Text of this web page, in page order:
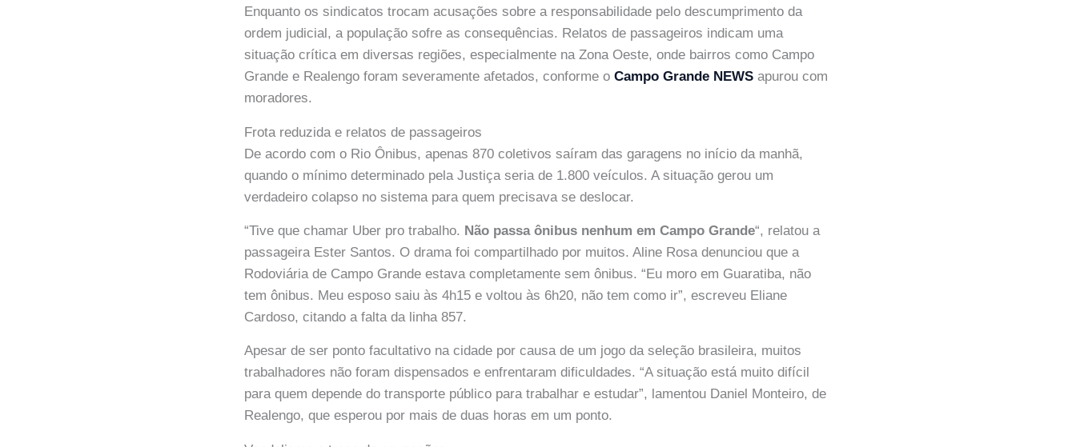
Enquanto os sindicatos trocam acusações sobre a responsabilidade pelo descumprimento da
ordem judicial, a população sofre as consequências. Relatos de passageiros indicam uma
situação crítica em diversas regiões, especialmente na Zona Oeste, onde bairros como Campo
Grande e Realengo foram severamente afetados, conforme oCampo Grande NEWS apurou com
moradores.
Frota reduzida e relatos de passageiros
De acordo com o Rio Ônibus, apenas 870 coletivos saíram das garagens no início da manhã,
quando o mínimo determinado pela Justiça seria de 1.800 veículos. A situação gerou um
verdadeiro colapso no sistema para quem precisava se deslocar.
“Tive que chamar Uber pro trabalho. Não passa ônibus nenhum em Campo Grande“, relatou a
passageira Ester Santos. O drama foi compartilhado por muitos. Aline Rosa denunciou que a
Rodoviária de Campo Grande estava completamente sem ônibus. “Eu moro em Guaratiba, não
tem ônibus. Meu esposo saiu às 4h15 e voltou às 6h20, não tem como ir”, escreveu Eliane
Cardoso, citando a falta da linha 857.
Apesar de ser ponto facultativo na cidade por causa de um jogo da seleção brasileira, muitos
trabalhadores não foram dispensados e enfrentaram dificuldades. “A situação está muito difícil
para quem depende do transporte público para trabalhar e estudar”, lamentou Daniel Monteiro, de
Realengo, que esperou por mais de duas horas em um ponto.